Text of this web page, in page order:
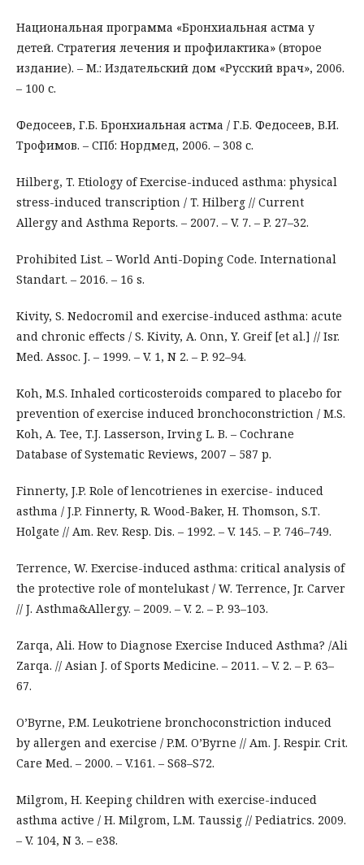
Национальная программа «Бронхиальная астма у
детей. Стратегия лечения и профилактика» (второе
издание). – М.: Издательский дом «Русский врач», 2006.
– 100 с.
Федосеев, Г.Б. Бронхиальная астма / Г.Б. Федосеев, В.И.
Трофимов. – СПб: Нордмед, 2006. – 308 с.
Hilberg, T. Etiology of Exercise-induced asthma: physical
stress-induced transcription / T. Hilberg // Current
Allergy and Asthma Reports. – 2007. – V. 7. – P. 27–32.
Prohibited List. – World Anti-Doping Code. International
Standart. – 2016. – 16 s.
Kivity, S. Nedocromil and exercise-induced asthma: acute
and chronic effects / S. Kivity, A. Onn, Y. Greif [et al.] // Isr.
Med. Assoc. J. – 1999. – V. 1, N 2. – P. 92–94.
Koh, M.S. Inhaled corticosteroids compared to placebo for
prevention of exercise induced bronchoconstriction / M.S.
Koh, A. Tee, T.J. Lasserson, Irving L. B. – Cochrane
Database of Systematic Reviews, 2007 – 587 р.
Finnerty, J.P. Role of lencotrienes in exercise- induced
asthma / J.P. Finnerty, R. Wood-Baker, H. Thomson, S.Т.
Holgate // Am. Rev. Resp. Dis. – 1992. – V. 145. – P. 746–749.
Terrence, W. Exercise-induced asthma: critical analysis of
the protective role of montelukast / W. Terrence, Jr. Carver
// J. Asthma&Allergy. – 2009. – V. 2. – P. 93–103.
Zarqa, Ali. How to Diagnose Exercise Induced Asthma? /Ali
Zarqa. // Asian J. of Sports Medicine. – 2011. – V. 2. – P. 63–
67.
O’Byrne, P.M. Leukotriene bronchoconstriction induced
by allergen and exercise / P.M. O’Byrne // Am. J. Respir. Crit.
Care Med. – 2000. – V.161. – S68–S72.
Milgrom, H. Keeping children with exercise-induced
asthma active / H. Milgrom, L.M. Taussig // Pediatrics. 2009.
– V. 104, N 3. – e38.